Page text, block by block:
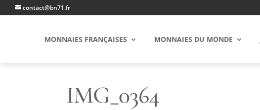
contact@bn71.fr
MONNAIES FRANÇAISES MONNAIES DU MONDE
IMG_0364